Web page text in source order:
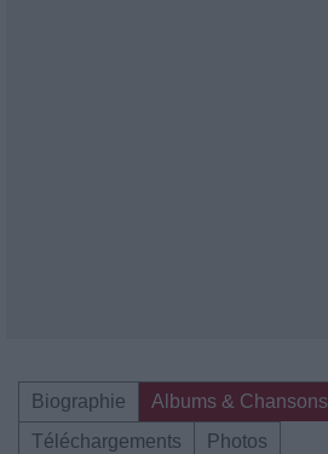
Biographie
Albums & Chansons
Téléchargements
Photos